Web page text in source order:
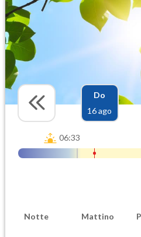
Do
16 ago
06:33
Notte Mattino